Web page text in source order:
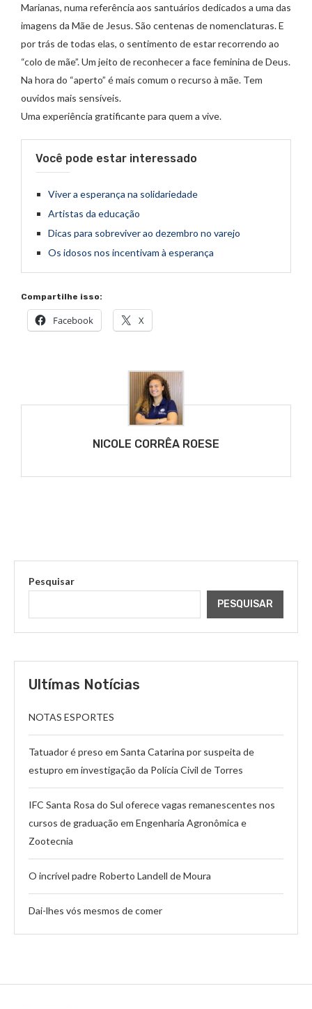
Marianas, numa referência aos santuários dedicados a uma das
imagens da Mãe de Jesus. São centenas de nomenclaturas. E
por trás de todas elas, o sentimento de estar recorrendo ao
“colo de mãe”. Um jeito de reconhecer a face feminina de Deus.
Na hora do “aperto” é mais comum o recurso à mãe. Tem
ouvidos mais sensíveis.
Uma experiência gratificante para quem a vive.
Você pode estar interessado
Viver a esperança na solidariedade
Artistas da educação
Dicas para sobreviver ao dezembro no varejo
Os idosos nos incentivam à esperança
Compartilhe isso:
Facebook X
NICOLE CORRÊA ROESE
Pesquisar
PESQUISAR
Ultímas Notícias
NOTAS ESPORTES
Tatuador é preso em Santa Catarina por suspeita de
estupro em investigação da Polícia Civil de Torres
IFC Santa Rosa do Sul oferece vagas remanescentes nos
cursos de graduação em Engenharia Agronômica e
Zootecnia
O incrível padre Roberto Landell de Moura
Dai-lhes vós mesmos de comer